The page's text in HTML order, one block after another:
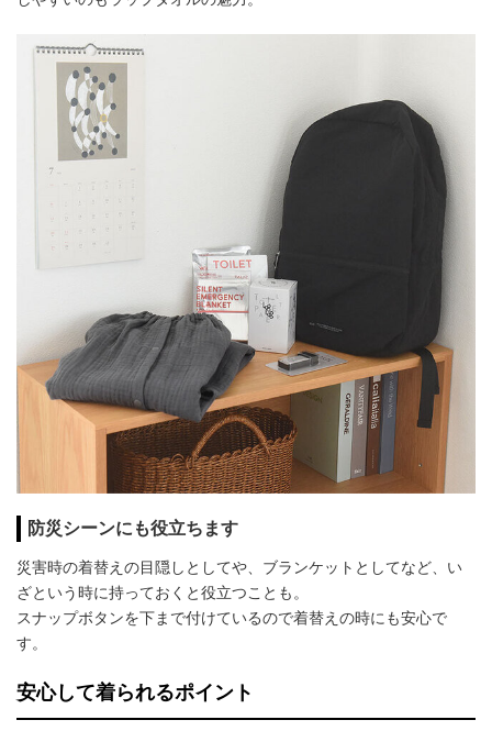
防災シーンにも役立ちます
災害時の着替えの目隠しとしてや、ブランケットとしてなど、い
ざという時に持っておくと役立つことも。
スナップボタンを下まで付けているので着替えの時にも安心で
す。
安心して着られるポイント